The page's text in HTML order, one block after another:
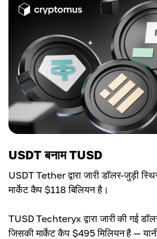
बड़े पैमाने पर ट्रेडिंग
पारदर्शिता पर केंद्रित
पारदर्शिता
उच्च, नियमित ऑडिट
उपयोग
नया उभरता बाज़ार
बाज़ार पूँजीकरण
पारदर्शिता
उच्च, नियमित ऑडिट
उपयोग
Binance इकोसिस्टम
USDT बनाम TUSD
USDT Tether द्वारा जारी डॉलर-जुड़ी
मार्केट कैप $118 बिलियन है।
TUSD Techteryx द्वारा जारी की गई
जिसकी मार्केट कैप $495 मिलियन है —